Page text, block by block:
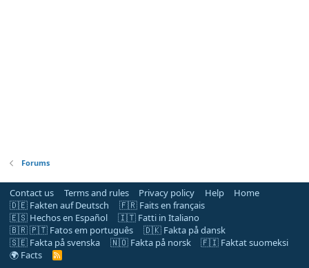
Forums
Contact us Terms and rules Privacy policy Help
Home
🇩🇪 Fakten auf Deutsch
🇫🇷 Faits en français
🇪🇸 Hechos en Español
🇮🇹 Fatti in Italiano
🇧🇷 🇵🇹 Fatos em português
🇩🇰 Fakta på dansk
🇸🇪 Fakta på svenska
🇳🇴 Fakta på norsk
🇫🇮 Faktat suomeksi
🌍 Facts
R